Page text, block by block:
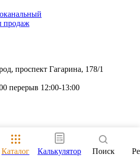
продаж
проспект Гагарина, 178/1
перерыв 12:00-13:00
Каталог Калькулятор Поиск